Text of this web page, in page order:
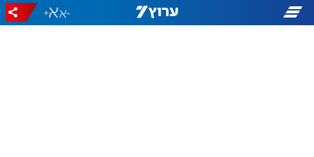
-
+